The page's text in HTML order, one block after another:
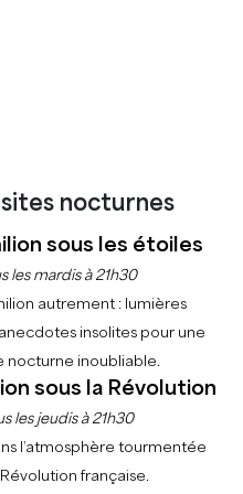
Les
nocturnes
sous les étoiles
les mardis à 21h30
autrement : lumières
insolites pour une
nocturne inoubliable.
sous la Révolution
les jeudis à 21h30
l’atmosphère tourmentée
française.